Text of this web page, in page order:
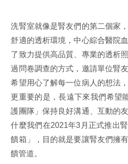
洗腎室就像是腎友們的第二個家
舒適的透析環境，中心綜合醫院
了致力提供高品質、專業的透析
過問卷調查的方式，邀請單位腎
希望用心了解每一位病人的想法
更重要的是，長遠下來我們希望
護團隊」保持良好溝通、互動的
什麼我們在2021年3月正式推出
饋箱」，目的就是要讓腎友們擁
饋管道。